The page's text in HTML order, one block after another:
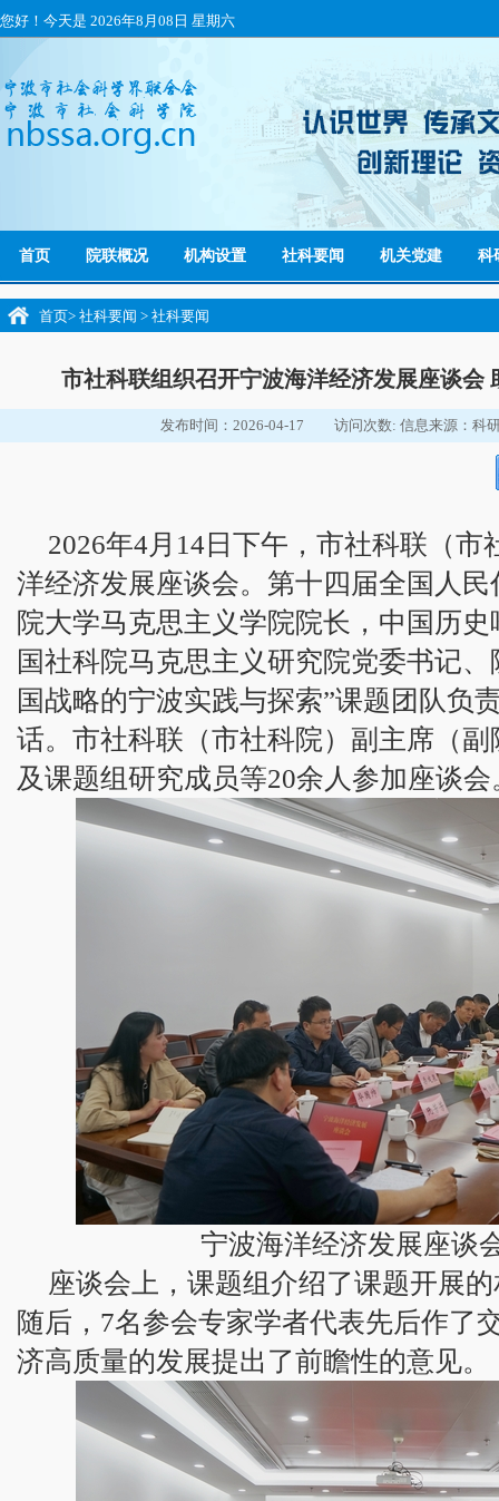
您好！今天是 2026年8月08日 星期六
首页 院联概况 机构设置 社科要闻 机关党建 科
首页> 社科要闻 > 社科要闻
市社科联组织召开宁波海洋经济发展座谈会
发布时间：2026-04-17 访问次数: 信息来源：科
2026年4月14日下午，市社科联（
洋经济发展座谈会。第十四届全国人
院大学马克思主义学院院长，中国历
国社科院马克思主义研究院党委书记
国战略的宁波实践与探索”课题团队负
话。市社科联（市社科院）副主席（
及课题组研究成员等20余人参加座谈会
宁波海洋经济发展座谈
座谈会上，课题组介绍了课题开展
随后，7名参会专家学者代表先后作了
济高质量的发展提出了前瞻性的意见。